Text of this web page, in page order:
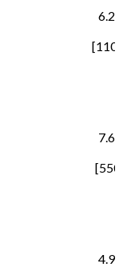
6.27
7.64
[550]
4.91